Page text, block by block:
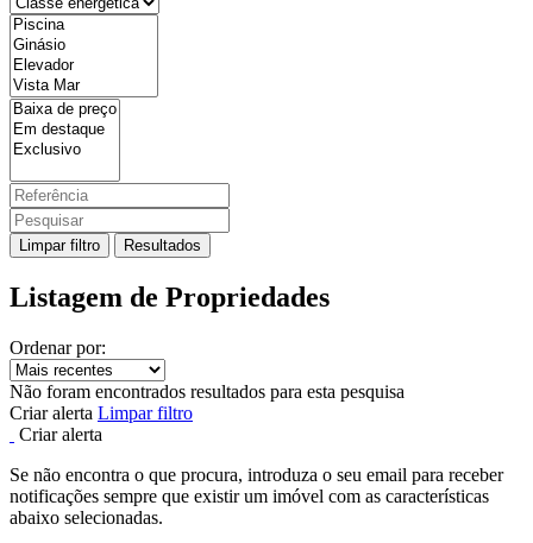
Limpar filtro Resultados
Listagem de Propriedades
Ordenar por:
Não foram encontrados resultados para esta pesquisa
Criar alerta Limpar filtro
Criar alerta
Se não encontra o que procura, introduza o seu email para receber
notificações sempre que existir um imóvel com as características
abaixo selecionadas.